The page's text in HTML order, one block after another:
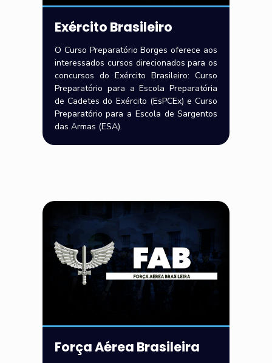
Exército Brasileiro
O Curso Preparatório Borges oferece aos
interessados cursos direcionados para os
concursos do Exército Brasileiro: Curso
Preparatório para a Escola Preparatória
de Cadetes do Exército (EsPCEx) e Curso
Preparatório para a Escola de Sargentos
das Armas (ESA).
Força Aérea Brasileira